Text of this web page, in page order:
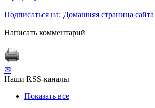
Подписаться на: Домашняя страница
Написать комментарий
✉
Наши RSS-каналы
Показать все